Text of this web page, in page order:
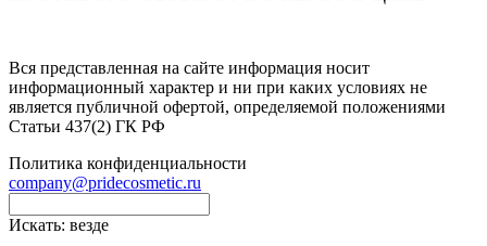
Вся представленная на сайте информация носит
информационный характер и ни при каких условиях не
является публичной офертой, определяемой положениями
Статьи 437(2) ГК РФ
Политика конфиденциальности
company@pridecosmetic.ru
Искать: везде